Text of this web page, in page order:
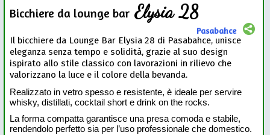
Bicchiere da lounge bar Elysia 28
Pasabahce
Il bicchiere da Lounge Bar Elysia 28 di Pasabahce, unisce
eleganza senza tempo e solidità, grazie al suo design
ispirato allo stile classico con lavorazioni in rilievo che
valorizzano la luce e il colore della bevanda.
Realizzato in vetro spesso e resistente, è ideale per servire
whisky, distillati, cocktail short e drink on the rocks.
La forma compatta garantisce una presa comoda e stabile,
rendendolo perfetto sia per l’uso professionale che domestico.